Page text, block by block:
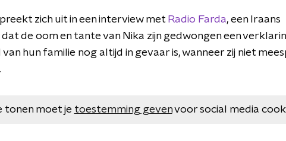
zich uit in een interview met Radio Farda, een Iraans
de oom en tante van Nika zijn gedwongen een
van hun familie nog altijd in gevaar is, wanneer zij niet
tonen moet je toestemming gevenvoor social media